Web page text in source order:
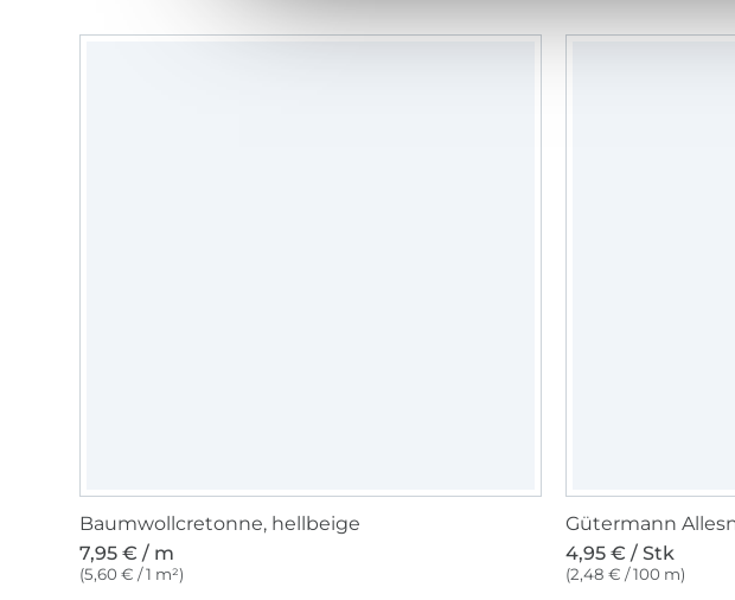
Baumwollcretonne, hellbeige
7,95 € / m
(5,60 € / 1 m²)
Gütermann
4,95 € / Stk
(2,48 € / 100 m)